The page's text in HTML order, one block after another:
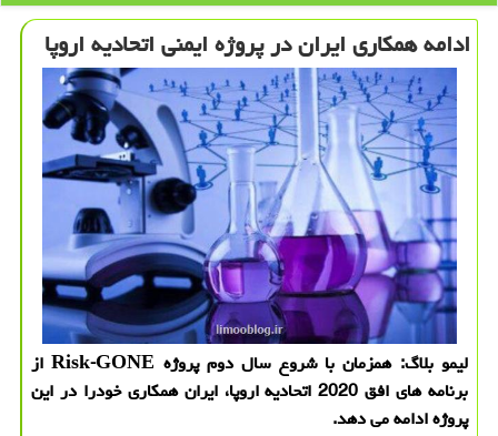
ادامه همكاری ایران در پروژه ایمنی اتحادیه اروپا
لیمو بلاگ: همزمان با شروع سال دوم پروژه Risk-GONE از
برنامه های افق 2020 اتحادیه اروپا، ایران همكاری خودرا در این
پروژه ادامه می دهد.